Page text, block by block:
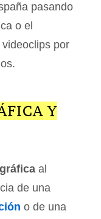
pasando
o el
por
Y
al
de una
o de una